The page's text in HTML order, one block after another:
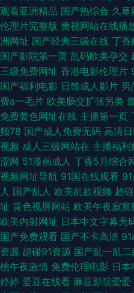
不卡一区 99草草视频 婷婷五月资源
韩欧av在 精品传媒 美女啪啪一区二
日韩在线观看 午夜神马福利51 婷婷
司机精品 免费成人在线三级片 成人
欧韩 九一入口 AV福利激情 欧美97
天天撸夜夜操 日韩一级特黄无遮挡
国产超碰97 人人操国产精品 日本啊
欧美日韩啊V 福利社淫乱网 尤物91
一页 亚洲怡红院网站 国产av不卡 欧
区 东京热福利网 欧美女主播导航网
观看亚洲精品 国产热综合 久草
伦理片完整版 黄视网站在线播
洲网址 国产经典三级在线 丁香
国产影院第一页 乱码欧美孕交
三级免费网址 香港电影伦理片
国产福利电影 日韩成人影片 男
费a一毛片 欧美肠交扩张另类
免费黄色网址在线 主播第一页
频78 国产成人免费无码 高清
视频 成人三级网站在 主播福利
涩网 51漫画成人 丁香5月综合
视频网址导航 91国在线观看
人 国产乱人 欧美乱欲视频 超
址 黄色视屏网站 欧美午夜寂寞
欧美内射网址 日本中文字幕无
国产免费观看 国产不卡高清
资源 超碰91资源 国产乱一乱二
桃午夜激情 免费伦理电影 日
婷婷 爱豆在线看 麻豆影院爱爱